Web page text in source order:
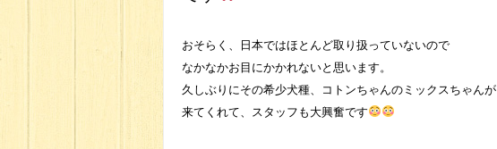
おそらく、日本ではほとんど取り扱っていないので
なかなかお目にかかれないと思います。
久しぶりにその希少犬種、コトンちゃんのミックスちゃんが
来てくれて、スタッフも大興奮です